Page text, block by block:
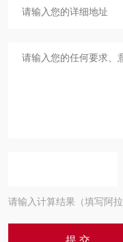
请输入计算结果（填写阿